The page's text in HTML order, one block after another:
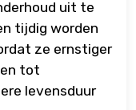
uit te
tijdig worden
ze ernstiger
tot
levensduur